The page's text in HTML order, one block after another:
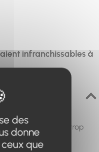
infranchissables à
aux personnes
quand le débit est trop
des
donne
que